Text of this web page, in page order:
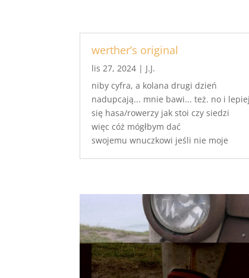
werther’s original
lis 27, 2024 | J.J.
niby cyfra, a kolana drugi dzień
nadupcają... mnie bawi... też. no i lepiej
się hasa/rowerzy jak stoi czy siedzi
więc cóż mógłbym dać
swojemu wnuczkowi jeśli nie moje